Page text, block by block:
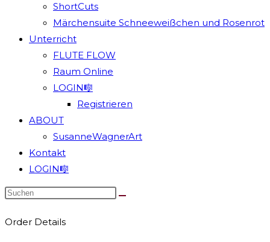
ShortCuts
Märchensuite Schneeweißchen und Rosenrot
Unterricht
FLUTE FLOW
Raum Online
LOGIN🎼
Registrieren
ABOUT
SusanneWagnerArt
Kontakt
LOGIN🎼
Order Details